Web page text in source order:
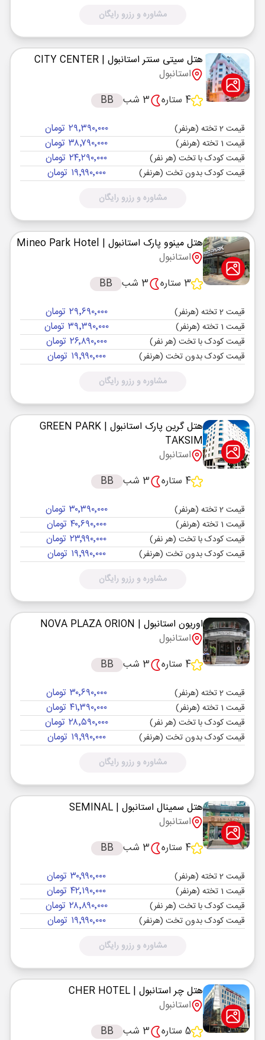
مشاوره و رزرو رایگان
هتل سیتی سنتر استانبول | CITY CENTER
استانبول
4 ستاره
3 شب BB
قیمت 2 تخته (هرنفر) ۲۹٬۳۹۰٬۰۰۰ تومان
قیمت 1 تخته (هرنفر) ۳۸٬۷۹۰٬۰۰۰ تومان
قیمت کودک با تخت (هر نفر) ۲۴٬۲۹۰٬۰۰۰ تومان
قیمت کودک بدون تخت (هرنفر) ۱۹٬۹۹۰٬۰۰۰ تومان
مشاوره و رزرو رایگان
هتل مینوو پارک استانبول | Mineo Park Hotel
استانبول
3 ستاره
3 شب BB
قیمت 2 تخته (هرنفر) ۲۹٬۶۹۰٬۰۰۰ تومان
قیمت 1 تخته (هرنفر) ۳۹٬۳۹۰٬۰۰۰ تومان
قیمت کودک با تخت (هر نفر) ۲۶٬۸۹۰٬۰۰۰ تومان
قیمت کودک بدون تخت (هرنفر) ۱۹٬۹۹۰٬۰۰۰ تومان
مشاوره و رزرو رایگان
هتل گرین پارک استانبول | GREEN PARK
TAKSIM
استانبول
4 ستاره
3 شب BB
قیمت 2 تخته (هرنفر) ۳۰٬۳۹۰٬۰۰۰ تومان
قیمت 1 تخته (هرنفر) ۴۰٬۶۹۰٬۰۰۰ تومان
قیمت کودک با تخت (هر نفر) ۲۳٬۹۹۰٬۰۰۰ تومان
قیمت کودک بدون تخت (هرنفر) ۱۹٬۹۹۰٬۰۰۰ تومان
مشاوره و رزرو رایگان
اوریون استانبول | NOVA PLAZA ORION
استانبول
4 ستاره
3 شب BB
قیمت 2 تخته (هرنفر) ۳۰٬۶۹۰٬۰۰۰ تومان
قیمت 1 تخته (هرنفر) ۴۱٬۳۹۰٬۰۰۰ تومان
قیمت کودک با تخت (هر نفر) ۲۸٬۵۹۰٬۰۰۰ تومان
قیمت کودک بدون تخت (هرنفر) ۱۹٬۹۹۰٬۰۰۰ تومان
مشاوره و رزرو رایگان
هتل سمینال استانبول | SEMINAL
استانبول
4 ستاره
3 شب BB
قیمت 2 تخته (هرنفر) ۳۰٬۹۹۰٬۰۰۰ تومان
قیمت 1 تخته (هرنفر) ۴۲٬۱۹۰٬۰۰۰ تومان
قیمت کودک با تخت (هر نفر) ۲۸٬۸۹۰٬۰۰۰ تومان
قیمت کودک بدون تخت (هرنفر) ۱۹٬۹۹۰٬۰۰۰ تومان
مشاوره و رزرو رایگان
هتل چر استانبول | CHER HOTEL
استانبول
5 ستاره
3 شب BB